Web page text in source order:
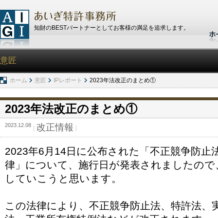
知財のBESTパートナーとしてお客様の満足を追求します。
意匠
ホーム 意匠 IPレポート 2023年法改正のまとめ①
2023年法改正のまとめ①
2023.12.08 改正情報
2023年6月14日に公布された「不正競争防止
律」について、施行日が発表されましたの
していこうと思います。
この法律により、不正競争防止法、特許法、